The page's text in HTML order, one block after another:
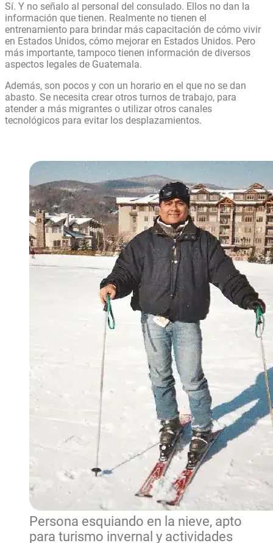
Sí. Y no señalo al personal del consulado. Ellos no dan la
información que tienen. Realmente no tienen el
entrenamiento para brindar más capacitación de cómo vivir
en Estados Unidos, cómo mejorar en Estados Unidos. Pero
más importante, tampoco tienen información de diversos
aspectos legales de Guatemala.
Además, son pocos y con un horario en el que no se dan
abasto. Se necesita crear otros turnos de trabajo, para
atender a más migrantes o utilizar otros canales
tecnológicos para evitar los desplazamientos.
Persona esquiando en la nieve, apto
para turismo invernal y actividades